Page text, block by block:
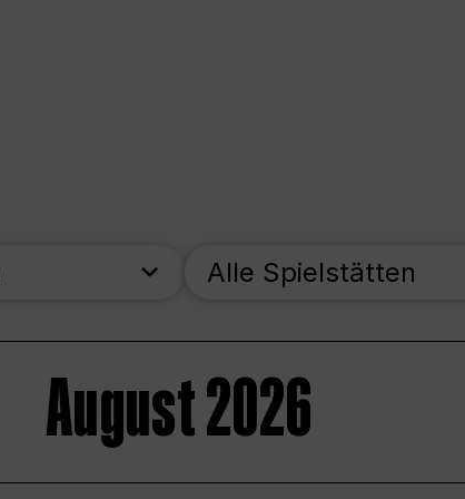
Alle Spielstätten
August 2026